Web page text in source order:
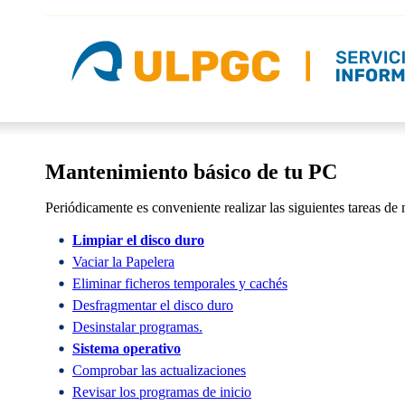
Mantenimiento básico de tu PC
Periódicamente es conveniente realizar las siguientes tareas de
Limpiar el disco duro
Vaciar la Papelera
Eliminar ficheros temporales y cachés
Desfragmentar el disco duro
Desinstalar programas.
Sistema operativo
Comprobar las actualizaciones
Revisar los programas de inicio